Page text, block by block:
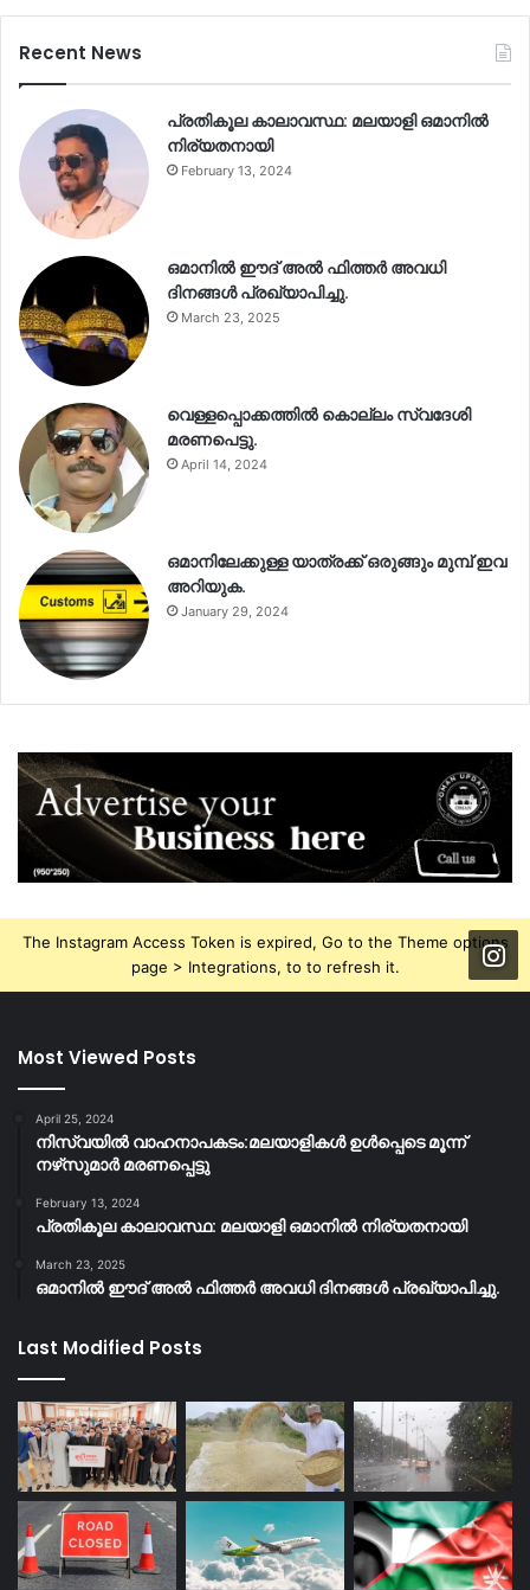
Recent News
പ്രതികൂല കാലാവസ്ഥ: മലയാളി ഒമാനിൽ
നിര്യതനായി
February 13, 2024
ഒമാനിൽ ഈദ് അൽ ഫിത്തർ അവധി
ദിനങ്ങൾ പ്രഖ്യാപിച്ചു.
March 23, 2025
വെള്ളപ്പൊക്കത്തിൽ കൊല്ലം സ്വദേശി
മരണപെട്ടു.
April 14, 2024
ഒമാനിലേക്കുള്ള യാത്രക്ക് ഒരുങ്ങും മുമ്പ് ഇവ
അറിയുക.
January 29, 2024
The Instagram Access Token is expired, Go to the Theme options
page > Integrations, to to refresh it.
Most Viewed Posts
April 25, 2024
നിസ്‌വയിൽ വാഹനാപകടം:മലയാളികള്‍ ഉള്‍പ്പെടെ മൂന്ന്
നഴ്‌സുമാര്‍ മരണപ്പെട്ടു
February 13, 2024
പ്രതികൂല കാലാവസ്ഥ: മലയാളി ഒമാനിൽ നിര്യതനായി
March 23, 2025
ഒമാനിൽ ഈദ് അൽ ഫിത്തർ അവധി ദിനങ്ങൾ പ്രഖ്യാപിച്ചു.
Last Modified Posts